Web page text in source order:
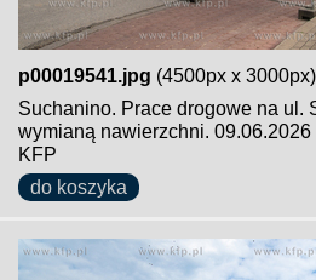
p00019541.jpg (4500px x
Suchanino. Prace drogowe na ul.
wymianą nawierzchni. 09.06.2026
KFP
do koszyka